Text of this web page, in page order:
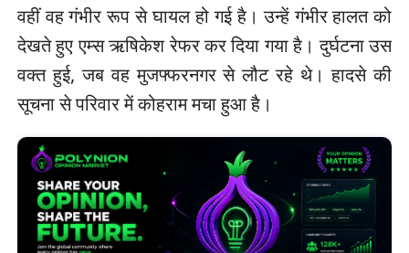
वहीं वह गंभीर रूप से घायल हो गई है। उन्हें गंभीर हालत को
देखते हुए एम्स ऋषिकेश रेफर कर दिया गया है। दुर्घटना उस
वक्त हुई, जब वह मुजफ्फरनगर से लौट रहे थे। हादसे की
सूचना से परिवार में कोहराम मचा हुआ है।